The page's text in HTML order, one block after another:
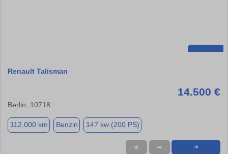
Renault Talisman
14.500 €
Berlin, 10718
112.000 km Benzin 147 kw (200 PS)
★ ➦ ➜